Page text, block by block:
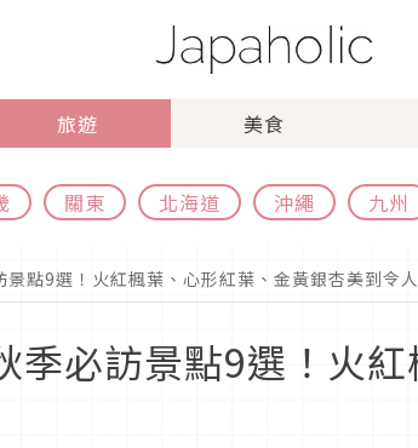
旅遊 美食
關東 北海道 沖繩 九州
點9選！火紅楓葉、心形紅葉、金黃銀杏美到令
季必訪景點9選！火